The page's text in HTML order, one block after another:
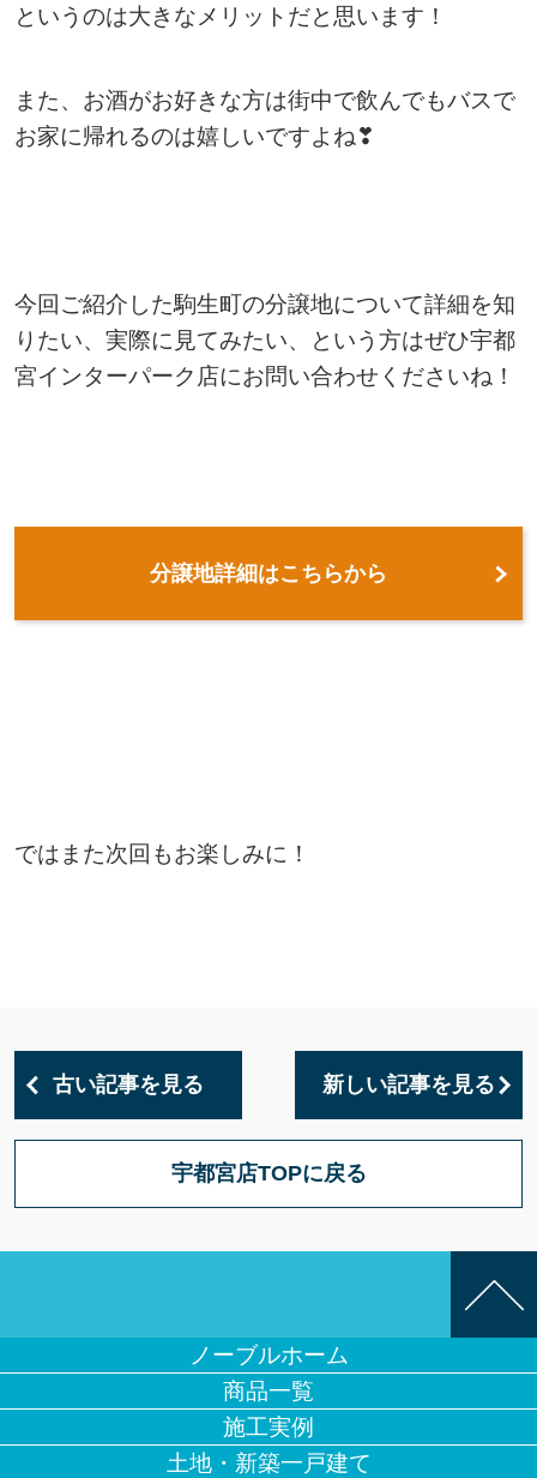
というのは大きなメリットだと思います！
また、お酒がお好きな方は街中で飲んでもバスで
お家に帰れるのは嬉しいですよね❣
今回ご紹介した駒生町の分譲地について詳細を知
りたい、実際に見てみたい、という方はぜひ宇都
宮インターパーク店にお問い合わせくださいね！
分譲地詳細はこちらから
ではまた次回もお楽しみに！
古い記事を見る 新しい記事を見る
宇都宮店TOPに戻る
ノーブルホーム
商品一覧
施工実例
土地・新築一戸建て